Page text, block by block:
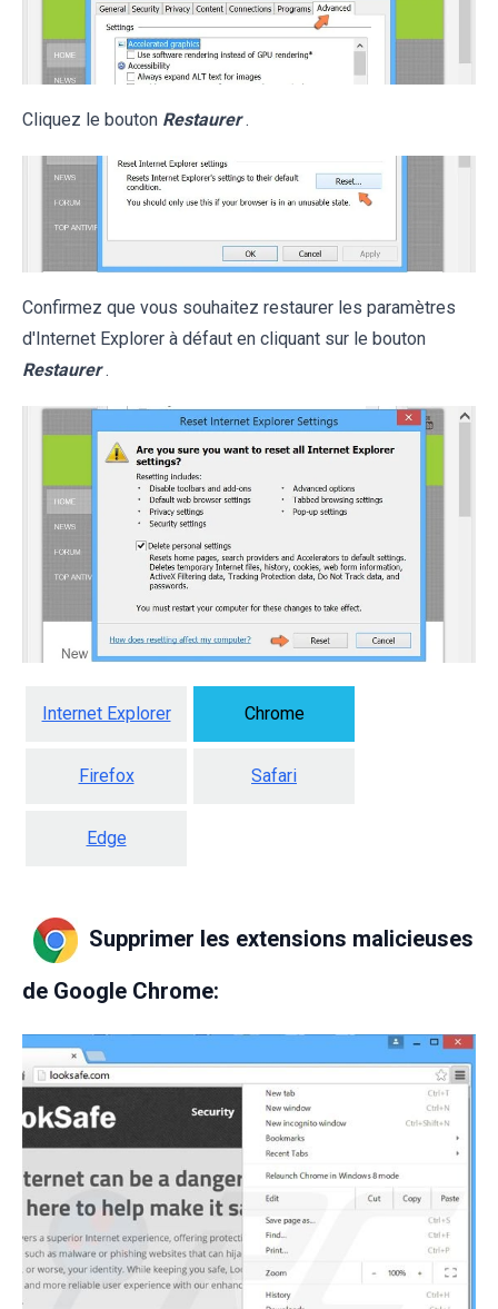
Cliquez le bouton Restaurer .
Confirmez que vous souhaitez restaurer les paramètres
d'Internet Explorer à défaut en cliquant sur le bouton
Restaurer .
Internet Explorer Chrome
Firefox Safari
Edge
Supprimer les extensions malicieuses
de Google Chrome: